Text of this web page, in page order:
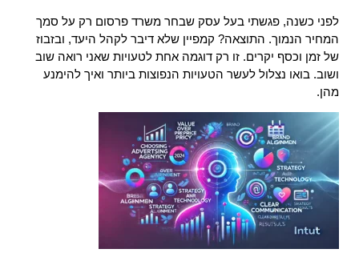
לפני כשנה, פגשתי בעל עסק שבחר משרד פרסום רק על סמך
המחיר הנמוך. התוצאה? קמפיין שלא דיבר לקהל היעד, ובזבוז
של זמן וכסף יקרים. זו רק דוגמה אחת לטעויות שאני רואה שוב
ושוב. בואו נצלול לעשר הטעויות הנפוצות ביותר ואיך להימנע
מהן.